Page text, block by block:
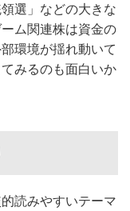
選」などの大きな
ム関連株は資金の
環境が揺れ動いて
みるのも面白いか
読みやすいテーマ